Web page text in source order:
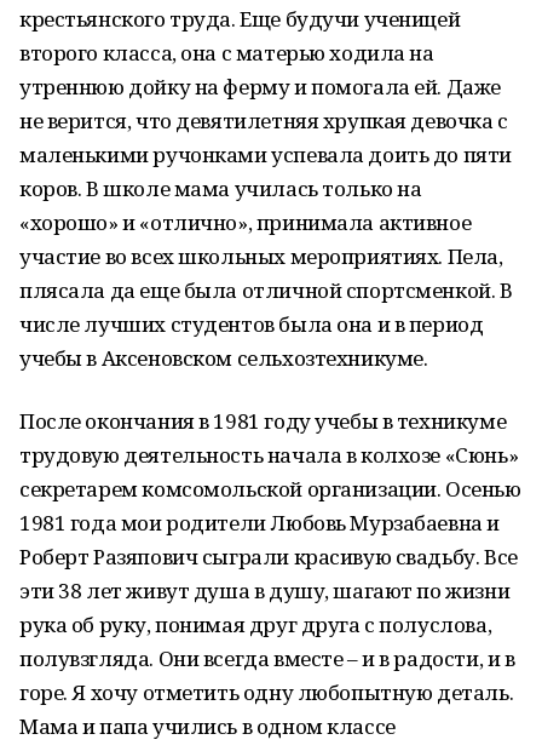
крестьянского труда. Еще будучи ученицей
второго класса, она с матерью ходила на
утреннюю дойку на ферму и помогала ей. Даже
не верится, что девятилетняя хрупкая девочка с
маленькими ручонками успевала доить до пяти
коров. В школе мама училась только на
«хорошо» и «отлично», принимала активное
участие во всех школьных мероприятиях. Пела,
плясала да еще была отличной спортсменкой. В
числе лучших студентов была она и в период
учебы в Аксеновском сельхозтехникуме.
После окончания в 1981 году учебы в техникуме
трудовую деятельность начала в колхозе «Сюнь»
секретарем комсомольской организации. Осенью
1981 года мои родители Любовь Мурзабаевна и
Роберт Разяпович сыграли красивую свадьбу. Все
эти 38 лет живут душа в душу, шагают по жизни
рука об руку, понимая друг друга с полуслова,
полувзгляда. Они всегда вместе – и в радости, и в
горе. Я хочу отметить одну любопытную деталь.
Мама и папа учились в одном классе